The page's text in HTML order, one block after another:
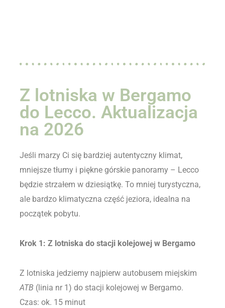
Z lotniska w Bergamo
do Lecco. Aktualizacja
na 2026
Jeśli marzy Ci się bardziej autentyczny klimat,
mniejsze tłumy i piękne górskie panoramy – Lecco
będzie strzałem w dziesiątkę. To mniej turystyczna,
ale bardzo klimatyczna część jeziora, idealna na
początek pobytu.
Krok 1: Z lotniska do stacji kolejowej w Bergamo
Z lotniska jedziemy najpierw autobusem miejskim
ATB (linia nr 1) do stacji kolejowej w Bergamo.
Czas: ok. 15 minut